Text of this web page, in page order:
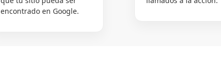
encontrado en Google.